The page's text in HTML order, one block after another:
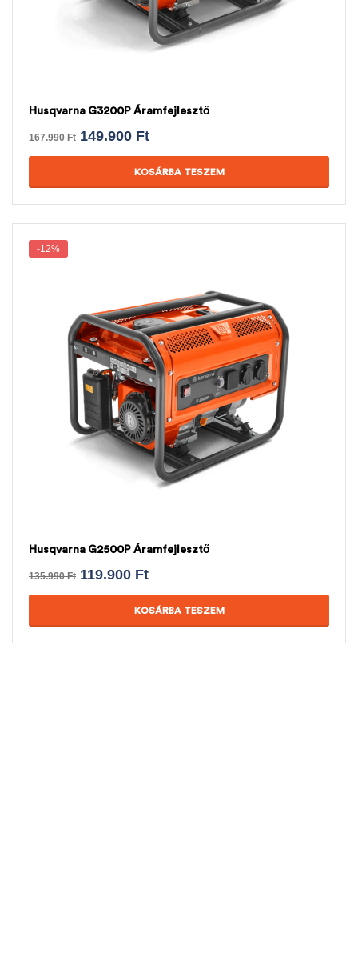
Husqvarna G3200P Áramfejlesztő
167.990Ft 149.900 Ft
KOSÁRBA TESZEM
-12%
Husqvarna G2500P Áramfejlesztő
135.990Ft 119.900 Ft
KOSÁRBA TESZEM